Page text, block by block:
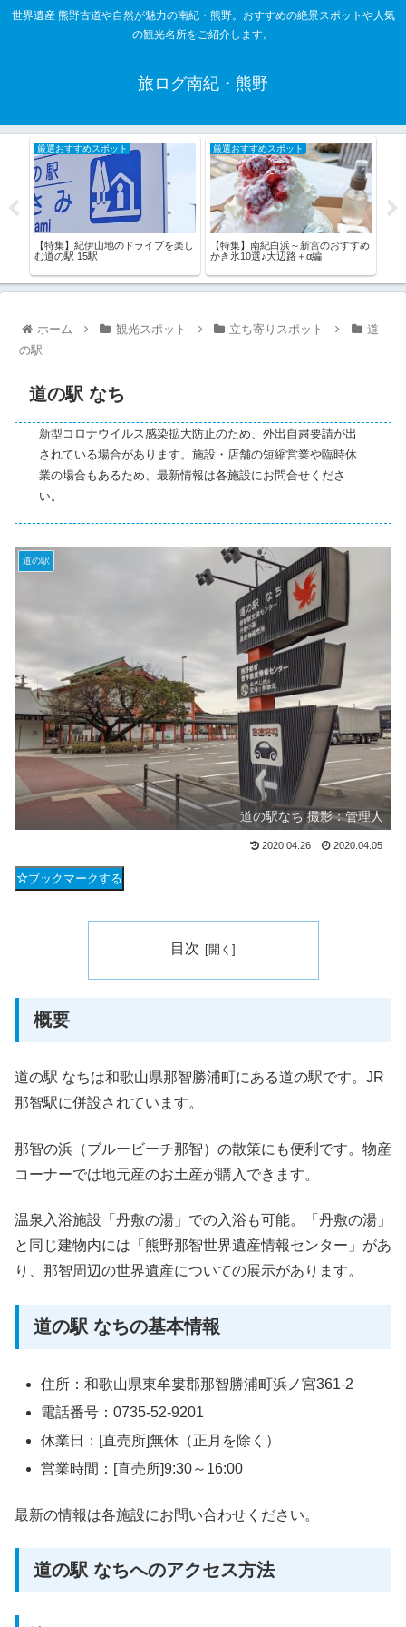
世界遺産 熊野古道や自然が魅力の南紀・熊野。おすすめの絶景スポットや人気
の観光名所をご紹介します。
旅ログ南紀・熊野
厳選おすすめスポット
【特集】紀伊山地のドライブを楽し
む道の駅 15駅
厳選おすすめスポット
【特集】南紀白浜～新宮のおすすめ
かき氷10選♪大辺路＋α編
ホーム 観光スポット 立ち寄りスポット
道
の駅
道の駅 なち
新型コロナウイルス感染拡大防止のため、外出自粛要請が出
されている場合があります。施設・店舗の短縮営業や臨時休
業の場合もあるため、最新情報は各施設にお問合せくださ
い。
道の駅
道の駅なち 撮影：管理人
2020.04.26 2020.04.05
ブックマークする
目次
概要
道の駅 なちは和歌山県那智勝浦町にある道の駅です。JR
那智駅に併設されています。
那智の浜（ブルービーチ那智）の散策にも便利です。物産
コーナーでは地元産のお土産が購入できます。
温泉入浴施設「丹敷の湯」での入浴も可能。「丹敷の湯」
と同じ建物内には「熊野那智世界遺産情報センター」があ
り、那智周辺の世界遺産についての展示があります。
道の駅 なちの基本情報
住所：和歌山県東牟婁郡那智勝浦町浜ノ宮361-2
電話番号：0735-52-9201
休業日：[直売所]無休（正月を除く）
営業時間：[直売所]9:30～16:00
最新の情報は各施設にお問い合わせください。
道の駅 なちへのアクセス方法